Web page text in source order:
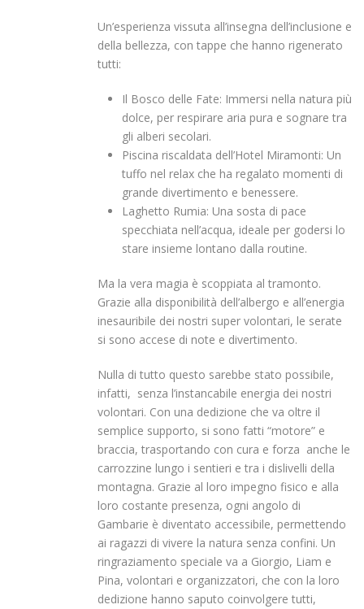
Un’esperienza vissuta all’insegna dell’inclusione e
della bellezza, con tappe che hanno rigenerato
tutti:
Il Bosco delle Fate: Immersi nella natura più
dolce, per respirare aria pura e sognare tra
gli alberi secolari.
Piscina riscaldata dell’Hotel Miramonti: Un
tuffo nel relax che ha regalato momenti di
grande divertimento e benessere.
Laghetto Rumia: Una sosta di pace
specchiata nell’acqua, ideale per godersi lo
stare insieme lontano dalla routine.
Ma la vera magia è scoppiata al tramonto.
Grazie alla disponibilità dell’albergo e all’energia
inesauribile dei nostri super volontari, le serate
si sono accese di note e divertimento.
Nulla di tutto questo sarebbe stato possibile,
infatti, senza l’instancabile energia dei nostri
volontari. Con una dedizione che va oltre il
semplice supporto, si sono fatti “motore” e
braccia, trasportando con cura e forza anche le
carrozzine lungo i sentieri e tra i dislivelli della
montagna. Grazie al loro impegno fisico e alla
loro costante presenza, ogni angolo di
Gambarie è diventato accessibile, permettendo
ai ragazzi di vivere la natura senza confini. Un
ringraziamento speciale va a Giorgio, Liam e
Pina, volontari e organizzatori, che con la loro
dedizione hanno saputo coinvolgere tutti,